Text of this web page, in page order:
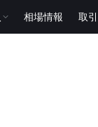
相場情報 取引